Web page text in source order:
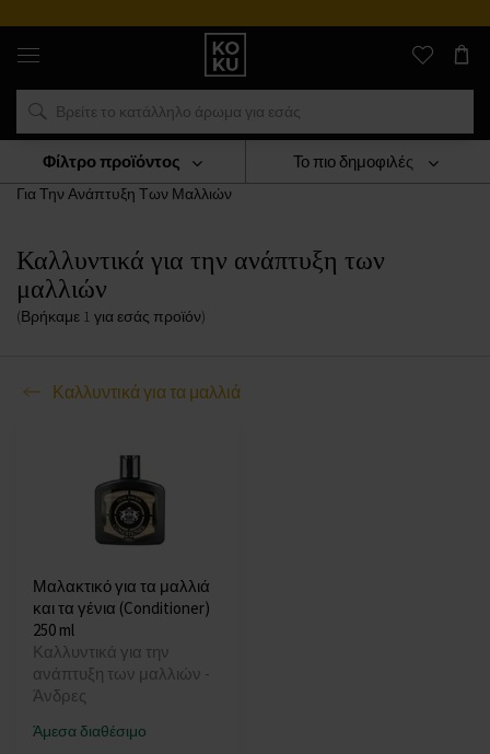
Αυθεντικά
αρώματα
και
ρολόγια
σε
μέρος
Καλλυντικά
Καλλυντικά Για Τα Μαλλιά
Καλλυντικά
Για Την Ανάπτυξη Των Μαλλιών
Καλλυντικά για την ανάπτυξη των
μαλλιών
(Βρήκαμε 1 για εσάς προϊόν)
Το πιο δημοφιλές
Καλλυντικά για τα μαλλιά
Φίλτρο προϊόντος
Μαλακτικό για τα μαλλιά
και τα γένια (Conditioner)
250 ml
Καλλυντικά για την
ανάπτυξη των μαλλιών -
Άνδρες
Άμεσα διαθέσιμο